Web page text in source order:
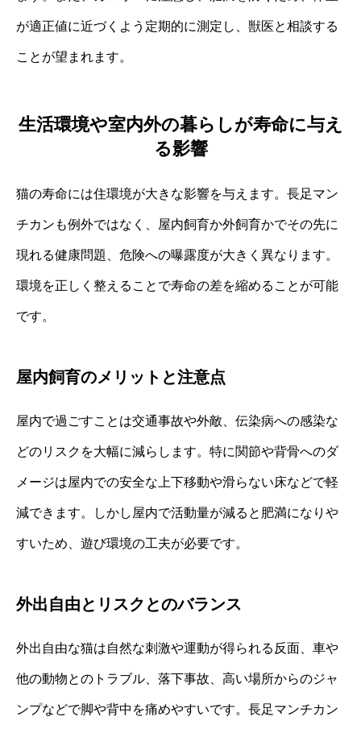
が適正値に近づくよう定期的に測定し、獣医と相談する
ことが望まれます。
生活環境や室内外の暮らしが寿命に与え
る影響
猫の寿命には住環境が大きな影響を与えます。長足マン
チカンも例外ではなく、屋内飼育か外飼育かでその先に
現れる健康問題、危険への曝露度が大きく異なります。
環境を正しく整えることで寿命の差を縮めることが可能
です。
屋内飼育のメリットと注意点
屋内で過ごすことは交通事故や外敵、伝染病への感染な
どのリスクを大幅に減らします。特に関節や背骨へのダ
メージは屋内での安全な上下移動や滑らない床などで軽
減できます。しかし屋内で活動量が減ると肥満になりや
すいため、遊び環境の工夫が必要です。
外出自由とリスクとのバランス
外出自由な猫は自然な刺激や運動が得られる反面、車や
他の動物とのトラブル、落下事故、高い場所からのジャ
ンプなどで脚や背中を痛めやすいです。長足マンチカン